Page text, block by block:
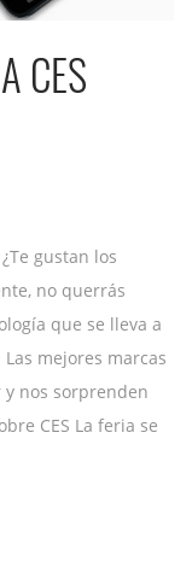
CES
gustan los
no querrás
que se lleva a
Las mejores marcas
nos sorprenden
CES La feria se